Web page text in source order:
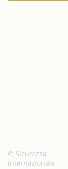
© Sicurezza
internazionale